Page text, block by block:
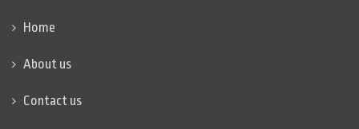
Home
About us
Contact us